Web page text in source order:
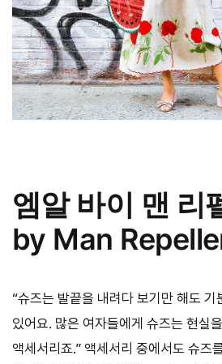
엠알 바이 맨 리
by Man
“슈즈는 발끝을 내려다 보기만 해도 기
있어요. 많은 여자들에게 슈즈는 현실
액세서리죠.” 액세서리 중에서도 슈즈